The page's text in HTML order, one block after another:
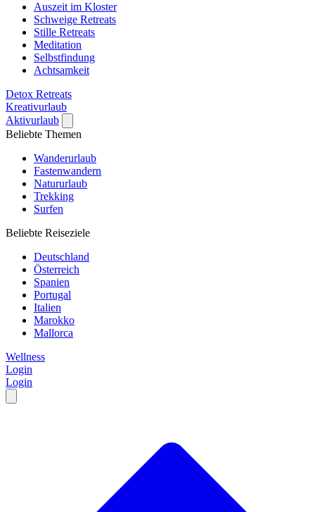
Auszeit im Kloster
Schweige Retreats
Stille Retreats
Meditation
Selbstfindung
Achtsamkeit
Detox Retreats
Kreativurlaub
Aktivurlaub
Beliebte Themen
Wanderurlaub
Fastenwandern
Natururlaub
Trekking
Surfen
Beliebte Reiseziele
Deutschland
Österreich
Spanien
Portugal
Italien
Marokko
Mallorca
Wellness
Login
Login